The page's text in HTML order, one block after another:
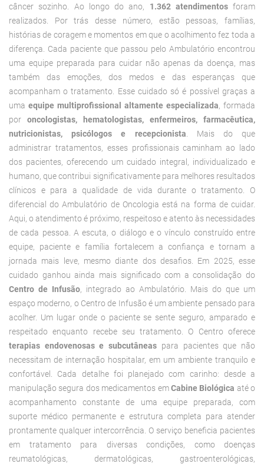
câncer sozinho.
Ao longo do ano, 1.362 atendimentosforam
realizados. Por trás desse número, estão pessoas, famílias,
histórias de coragem e momentos em que o acolhimento fez toda a
diferença. Cada paciente que passou pelo Ambulatório encontrou
uma equipe preparada para cuidar não apenas da doença, mas
também das emoções, dos medos e das esperanças que
acompanham o tratamento.
Esse cuidado só é possível graças a
uma equipe multiprofissional altamente especializada, formada
por oncologistas, hematologistas, enfermeiros, farmacêutica,
nutricionistas, psicólogos e recepcionista . Mais do que
administrar tratamentos, esses profissionais caminham ao lado
dos pacientes, oferecendo um cuidado integral, individualizado e
humano, que contribui significativamente para melhores resultados
clínicos e para a qualidade de vida durante o tratamento.
O
diferencial do Ambulatório de Oncologia está na forma de cuidar.
Aqui, o atendimento é próximo, respeitoso e atento às necessidades
de cada pessoa. A escuta, o diálogo e o vínculo construído entre
equipe, paciente e família fortalecem a confiança e tornam a
jornada mais leve, mesmo diante dos desafios. Em 2025, esse
cuidado ganhou ainda mais significado com a consolidação do
Centro de Infusão, integrado ao Ambulatório. Mais do que um
espaço moderno, o Centro de Infusão é um ambiente pensado para
acolher. Um lugar onde o paciente se sente seguro, amparado e
respeitado enquanto recebe seu tratamento.
O Centro oferece
terapias endovenosas e subcutâneas para pacientes que não
necessitam de internação hospitalar, em um ambiente tranquilo e
confortável. Cada detalhe foi planejado com carinho: desde a
manipulação segura dos medicamentos emCabine Biológica até o
acompanhamento constante de uma equipe preparada, com
suporte médico permanente e estrutura completa para atender
prontamente qualquer intercorrência. O serviço beneficia pacientes
em tratamento para diversas condições, como doenças
reumatológicas, dermatológicas, gastroenterológicas,